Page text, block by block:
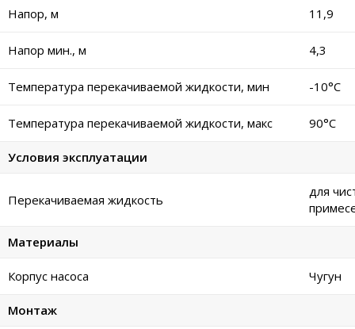
Напор, м 11,9
Напор мин., м 4,3
Температура перекачиваемой жидкости, мин -10°C
Температура перекачиваемой жидкости, макс 90°C
Условия эксплуатации
Перекачиваемая жидкость
для
Материалы
Корпус насоса Чугун
Монтаж